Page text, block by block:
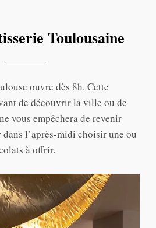
Toulousaine
ouvre dès 8h. Cette
de découvrir la ville ou de
vous empêchera de revenir
dans l’après-midi choisir une ou
à offrir.